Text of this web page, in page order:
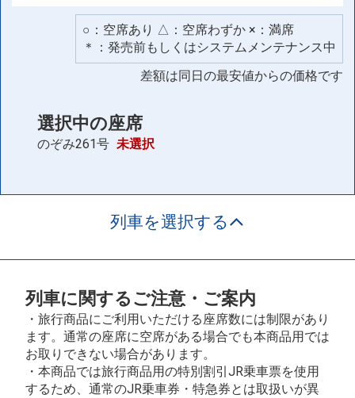
○：空席あり △：空席わずか ×：満席
＊：発売前もしくはシステムメンテナンス中
差額は同日の最安値からの価格です
選択中の座席
のぞみ261号 未選択
列車を選択する
列車に関するご注意・ご案内
・旅行商品にご利用いただける座席数には制限があり
ます。通常の座席に空席がある場合でも本商品用では
お取りできない場合があります。
・本商品では旅行商品用の特別割引JR乗車票を使用
するため、通常のJR乗車券・特急券とは取扱いが異